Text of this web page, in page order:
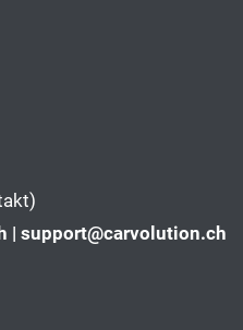
| support@carvolution.ch